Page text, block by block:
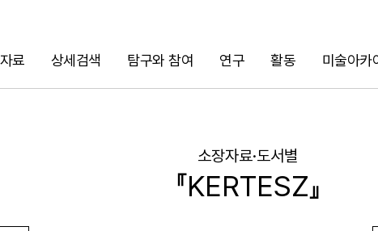
료 상세검색 탐구와 참여 연구 활동 미술아카
검색
소장자료·도서별
『KERTESZ』